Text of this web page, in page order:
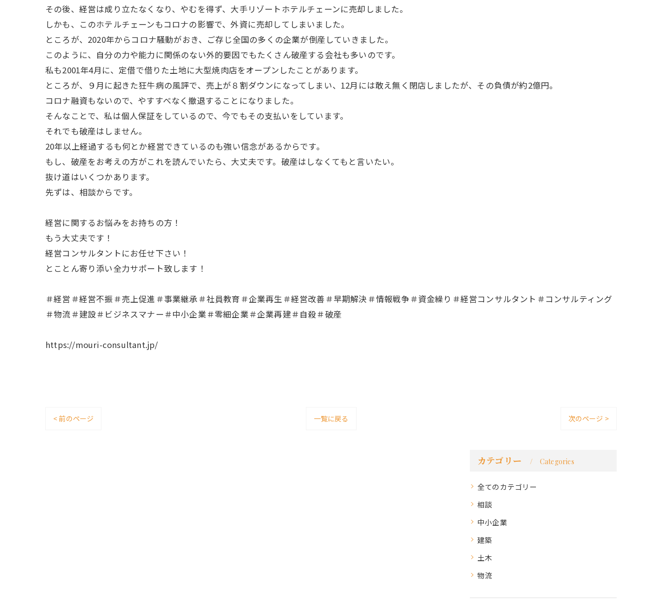
その後、経営は成り立たなくなり、やむを得ず、大手リゾートホテルチェーンに売却しました。
しかも、このホテルチェーンもコロナの影響で、外資に売却してしまいました。
ところが、2020年からコロナ騒動がおき、ご存じ全国の多くの企業が倒産していきました。
このように、自分の力や能力に関係のない外的要因でもたくさん破産する会社も多いのです。
私も2001年4月に、定借で借りた土地に大型焼肉店をオープンしたことがあります。
ところが、９月に起きた狂牛病の風評で、売上が８割ダウンになってしまい、12月には敢え無く閉店しましたが、その負債が約2億円。
コロナ融資もないので、やすすべなく撤退することになりました。
そんなことで、私は個人保証をしているので、今でもその支払いをしています。
それでも破産はしません。
20年以上経過するも何とか経営できているのも強い信念があるからです。
もし、破産をお考えの方がこれを読んでいたら、大丈夫です。破産はしなくてもと言いたい。
抜け道はいくつかあります。
先ずは、相談からです。
経営に関するお悩みをお持ちの方！
もう大丈夫です！
経営コンサルタントにお任せ下さい！
とことん寄り添い全力サポート致します！
＃経営＃経営不振＃売上促進＃事業継承＃社員教育＃企業再生＃経営改善＃早期解決＃情報戦争＃資金繰り＃経営コンサルタント＃コンサルティング
＃物流＃建設＃ビジネスマナー＃中小企業＃零細企業＃企業再建＃自殺＃破産
https://mouri-consultant.jp/
< 前のページ 一覧に戻る 次のページ >
カテゴリー Categories
全てのカテゴリー
相談
中小企業
建築
土木
物流